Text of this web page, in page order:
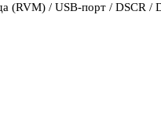
(RVM) / USB-порт / DSCR /